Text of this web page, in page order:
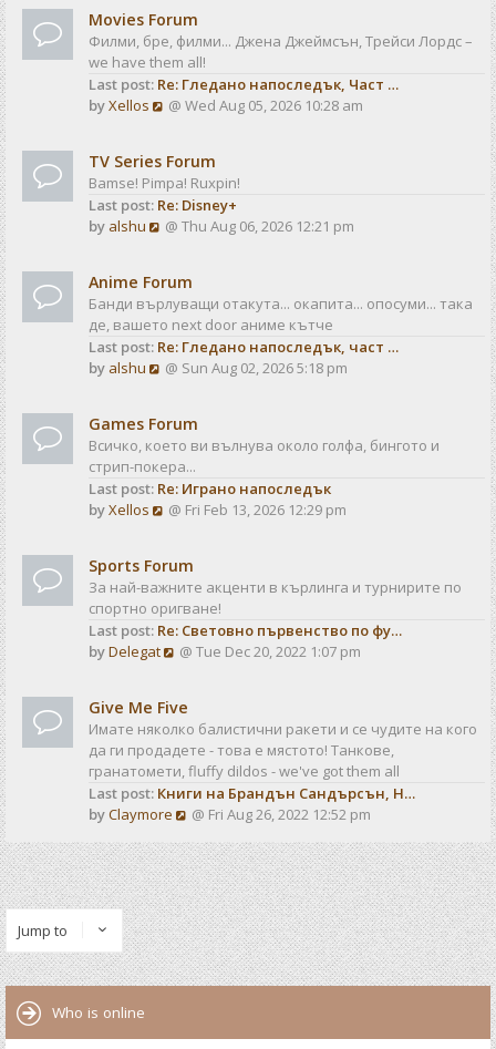
s
t
p
o
s
w
t
h
e
t
e
s
t
p
s
t
Movies Forum
Филми, бре, филми... Джена Джеймсън, Трейси Лордс –
we have them all!
Last post: Re: Гледано напоследък, Част …
byXellos
V
w
t
h
e
e
s
t
p
s
t
@ Wed Aug 05, 2026 10:28 am
TV Series Forum
Bamse! Pimpa! Ruxpin!
Last post: Re: Disney+
by alshu
V
w
t
h
e
e
s
t
p
o
t
@ Thu Aug 06, 2026 12:21 pm
Anime Forum
Банди върлуващи отакута... окапита... опосуми... така
де, вашето next door аниме кътче
Last post: Re: Гледано напоследък, част …
by alshu
V
w
t
h
e
l
e
s
t
p
o
t
@ Sun Aug 02, 2026 5:18 pm
Games Forum
Всичко, което ви вълнува около голфа, бингото и
стрип-покера...
Last post: Re: Играно напоследък
byXellos
V
w
t
h
e
l
t
e
s
t
p
o
s
t
@ Fri Feb 13, 2026 12:29 pm
Sports Forum
За най-важните акценти в кърлинга и турнирите по
спортно оригване!
Last post: Re: Световно първенство по фу…
byDelegat
V
w
t
h
e
l
a
t
e
s
t
p
o
s
t
@ Tue Dec 20, 2022 1:07 pm
Give Me Five
Имате няколко балистични ракети и се чудите на кого
да ги продадете - това е мястото! Танкове,
гранатомети, fluffy dildos - we've got them all
Last post: Книги на Брандън Сандърсън, Н…
byClaymore
V
e
w
t
h
e
l
a
s
@ Fri Aug 26, 2022 12:52 pm
Jump to
Who is online